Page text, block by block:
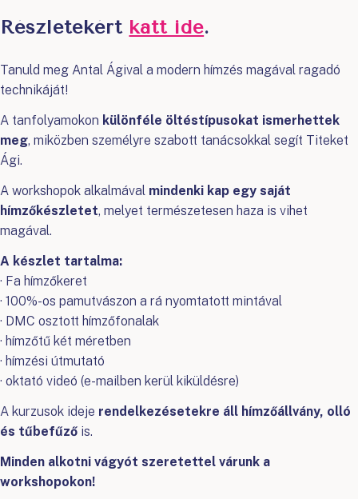
Részletekért katt ide.
Tanuld meg Antal Ágival a modern hímzés magával ragadó
technikáját!
A tanfolyamokon különféle öltéstípusokat ismerhettek
meg, miközben személyre szabott tanácsokkal segít Titeket
Ági.
A workshopok alkalmával mindenki kap egy saját
hímzőkészletet, melyet természetesen haza is vihet
magával.
A készlet tartalma:
· Fa hímzőkeret
· 100%-os pamutvászon a rá nyomtatott mintával
· DMC osztott hímzőfonalak
· hímzőtű két méretben
· hímzési útmutató
· oktató videó (e-mailben kerül kiküldésre)
A kurzusok ideje rendelkezésetekre áll hímzőállvány, olló
és tűbefűző is.
Minden alkotni vágyót szeretettel várunk a
workshopokon!